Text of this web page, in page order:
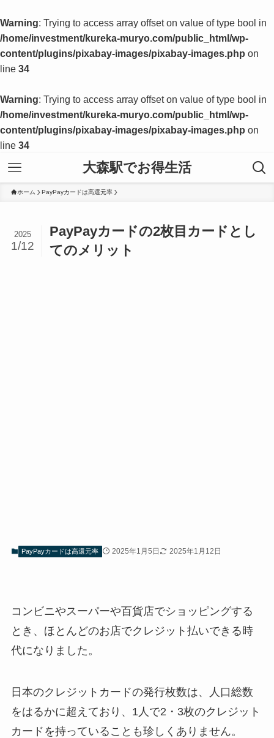
Warning: Trying to access array offset on value of type bool in
/home/investment/kureka-muryo.com/public_html/wp-
content/plugins/pixabay-images/pixabay-images.php on
line 34
Warning: Trying to access array offset on value of type bool in
/home/investment/kureka-muryo.com/public_html/wp-
content/plugins/pixabay-images/pixabay-images.php on
line 34
大森駅でお得生活
ホーム PayPayカードは高還元率
PayPayカードの2枚目カードとし
てのメリット
2025
1/12
PayPayカードは高還元率 2025年1月5日 2025年1月12日
コンビニやスーパーや百貨店でショッピングする
とき、ほとんどのお店でクレジット払いできる時
代になりました。
日本のクレジットカードの発行枚数は、人口総数
をはるかに超えており、1人で2・3枚のクレジット
カードを持っていることも珍しくありません。